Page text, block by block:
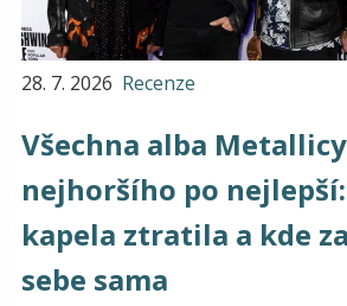
28. 7. 2026 Recenze
Všechna alba
nejhoršího po nejlepší:
kapela ztratila a kde
sebe sama